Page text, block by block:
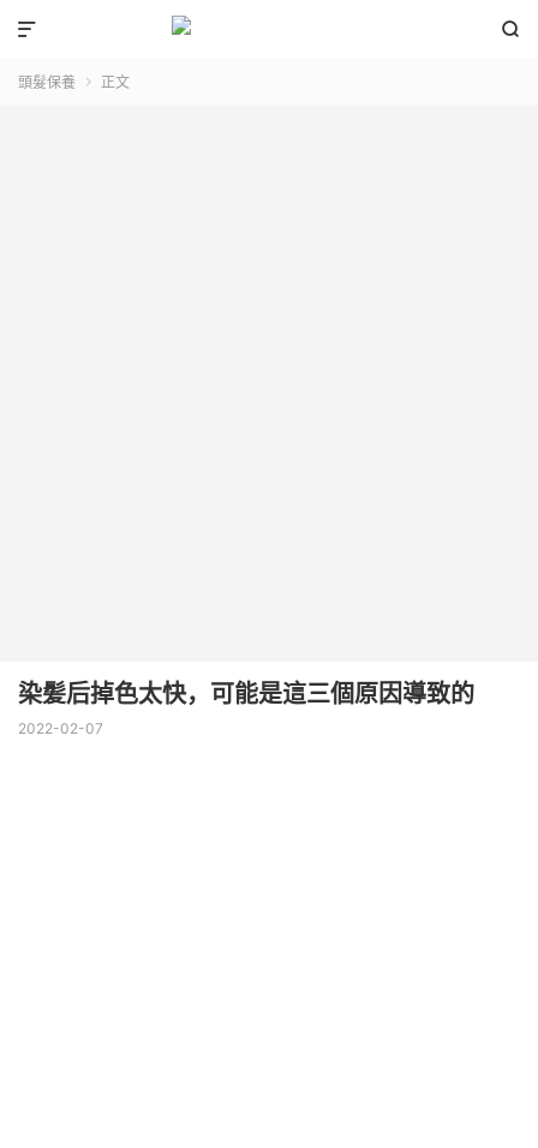


頭髮保養  正文
染髪后掉色太快，可能是這三個原因導致的
2022-02-07